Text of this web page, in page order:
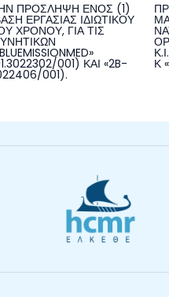
ΠΡΟΣΛΗΨΗ ΕΝΟΣ (1)
ΕΡΓΑΣΙΑΣ ΙΔΙΩΤΙΚΟΥ
ΧΡΟΝΟΥ, ΓΙΑ ΤΙΣ
001) ΚΑΙ «2B-
001).
Κ